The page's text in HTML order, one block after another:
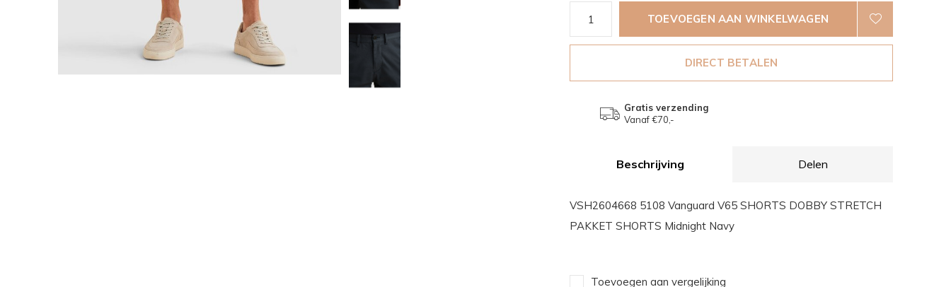
TOEVOEGEN AAN WINKELWAGEN
DIRECT BETALEN
Gratis verzending
Vanaf €70,-
Beschrijving Delen
VSH2604668 5108 Vanguard V65 SHORTS DOBBY STRETCH
PAKKET SHORTS Midnight Navy
Toevoegen aan vergelijking